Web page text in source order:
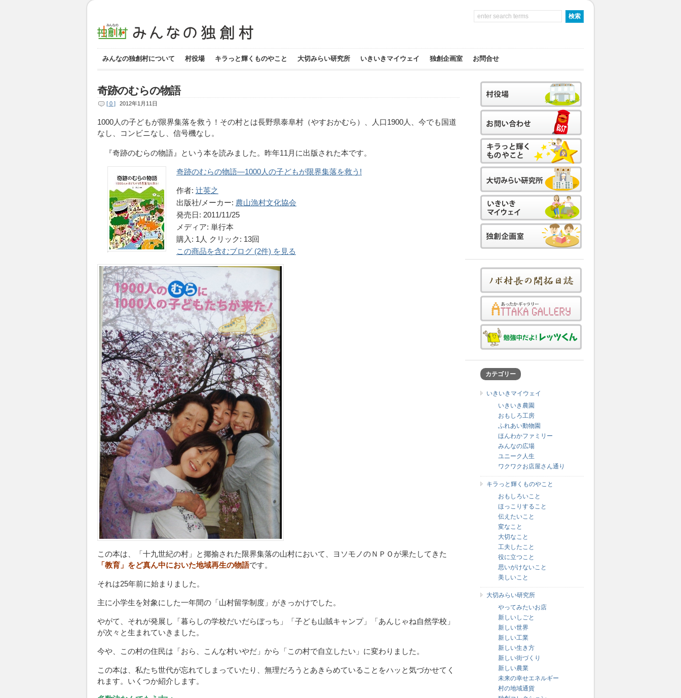
みんなの独創村について 村役場 キラっと輝くものやこと 大切みらい研究所 いきいきマイウェイ 独創企画室 お問合せ
奇跡のむらの物語
[ 0 ] 2012年1月11日
1000人の子どもが限界集落を救う！その村とは長野県泰阜村（やすおかむら）、人口1900人、今でも国道
なし、コンビニなし、信号機なし。
『奇跡のむらの物語』という本を読みました。昨年11月に出版された本です。
奇跡のむらの物語―1000人の子どもが限界集落を救う!
作者: 辻英之
出版社/メーカー: 農山漁村文化協会
発売日: 2011/11/25
メディア: 単行本
購入: 1人 クリック: 13回
この商品を含むブログ (2件) を見る
この本は、「十九世紀の村」と揶揄された限界集落の山村において、ヨソモノのＮＰＯが果たしてきた
「教育」をど真ん中においた地域再生の物語です。
それは25年前に始まりました。
主に小学生を対象にした一年間の「山村留学制度」がきっかけでした。
やがて、それが発展し「暮らしの学校だいだらぼっち」「子ども山賊キャンプ」「あんじゃね自然学校」
が次々と生まれていきました。
今や、この村の住民は「おら、こんな村いやだ」から「この村で自立したい」に変わりました。
この本は、私たち世代が忘れてしまっていたり、無理だろうとあきらめていることをハッと気づかせてく
れます。いくつか紹介します。
カテゴリー
いきいきマイウェイ
いきいき農園
おもしろ工房
ふれあい動物園
ほんわかファミリー
みんなの広場
ユニーク人生
ワクワクお店屋さん通り
キラっと輝くものやこと
おもしろいこと
ほっこりすること
伝えたいこと
変なこと
大切なこと
工夫したこと
役に立つこと
思いがけないこと
美しいこと
大切みらい研究所
やってみたいお店
新しいしごと
新しい世界
新しい工業
新しい生き方
新しい街づくり
新しい農業
未来の幸せエネルギー
村の地域通貨